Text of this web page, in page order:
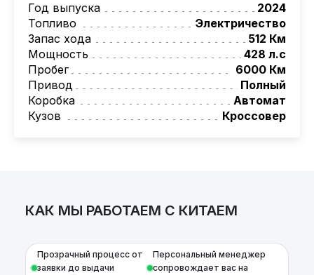
проверка автомобиля, полное
документальное сопровождение, помощь
при растаможке. Экономьте свое время и
деньги!
Также, для граждан РБ
действуетлизинговая программа на
НОВЫЕ автомобили.
Условия и подробности можно узнать по
Год выпуска
2024
Топливо
Электричество
Запас хода
512 Км
Мощность
428 л.с
Пробег
6000 Км
Привод
Полный
Коробка
Автомат
Кузов
Кроссовер
КАК МЫ РАБОТАЕМ С КИТАЕМ
Прозрачный процесс от
заявки до выдачи
Персональный менеджер
сопровождает вас на